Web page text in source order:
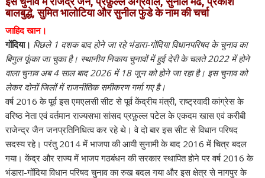
b
o
o
k
t
e
r
l
s
A
p
e
बालबुद्धे, सुमित भालोटिया और सुनील फुंडे के नाम की चर्चा
जाहिद खान।
गोंदिया। पिछले 1 दशक बाद होने जा रहे भंडारा-गोंदिया विधानपरिषद के चुनाव का
बिगुल फूंका जा चुका है। स्थानीय निकाय चुनावों में हुई देरी के चलते 2022 में होने
वाला चुनाव अब 4 साल बाद 2026 में 18 जून को होने जा रहा है। इस चुनाव को
लेकर दोनों जिलों में राजनीतिक समीकरण गर्मा गए है।
वर्ष 2016 के पूर्व इस एमएलसी सीट से पूर्व केंद्रीय मंत्री, राष्ट्रवादी कांग्रेस के
वरिष्ठ नेता एवं वर्तमान राज्यसभा सांसद प्रफ़ुल्ल पटेल के एकदम खास एवं करीबी
राजेन्द्र जैन जनप्रतिनिधित्व कर रहे थे। वे दो बार इस सीट से विधान परिषद
सदस्य रहे। परंतु 2014 में भाजपा की आयी सुनामी के बाद 2016 में चित्र बदल
गया। केंद्र और राज्य में भाजप गठबंधन की सरकार स्थापित होने पर वर्ष 2016 के
भंडारा-गोंदिया विधान परिषद चुनाव का रुख बदल गया और इस क्षेत्र से नागपुर के